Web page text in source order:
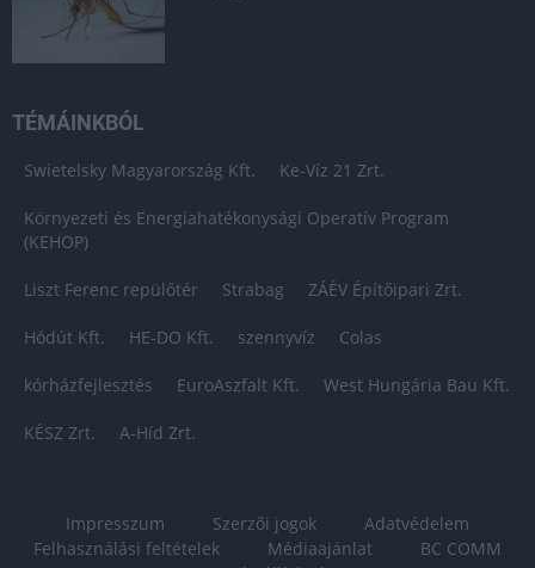
TÉMÁINKBÓL
Swietelsky Magyarország Kft. Ke-Víz 21 Zrt.
Környezeti és Energiahatékonysági Operatív Program
(KEHOP)
Liszt Ferenc repülőtér Strabag ZÁÉV Építőipari Zrt.
Hódút Kft. HE-DO Kft. szennyvíz Colas
kórházfejlesztés EuroAszfalt Kft. West Hungária Bau Kft.
KÉSZ Zrt. A-Híd Zrt.
Impresszum Szerzői jogok
Adatvédelem
Felhasználási feltételek
Médiaajánlat
BC COMM